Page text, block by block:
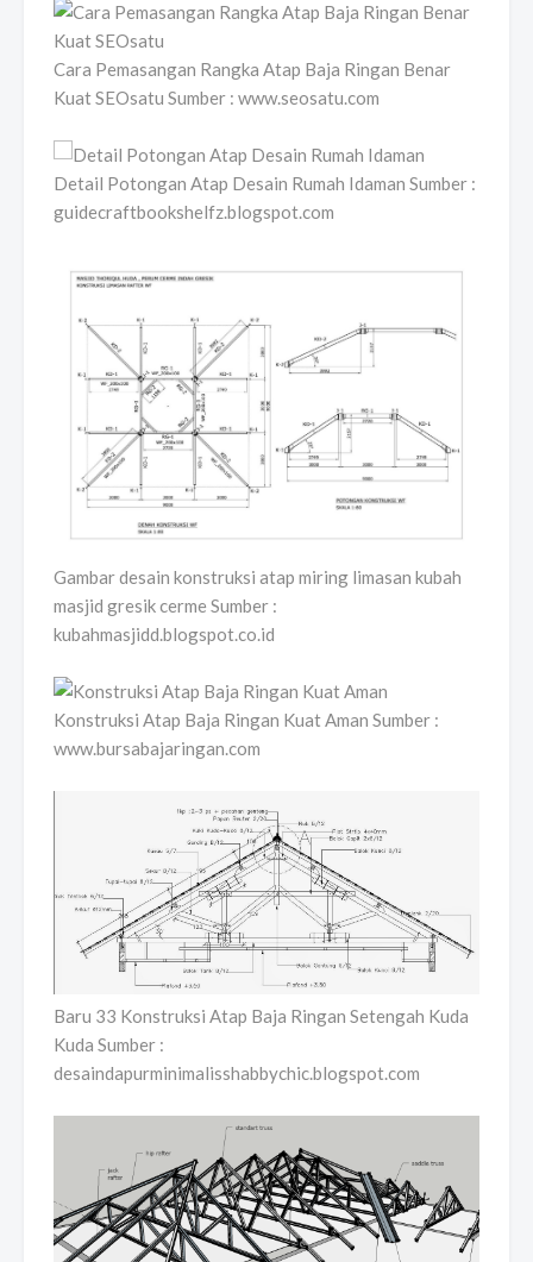
Cara Pemasangan Rangka Atap Baja Ringan Benar
Kuat SEOsatu Sumber : www.seosatu.com
Detail Potongan Atap Desain Rumah Idaman Sumber :
guidecraftbookshelfz.blogspot.com
Gambar desain konstruksi atap miring limasan kubah
masjid gresik cerme Sumber :
kubahmasjidd.blogspot.co.id
Konstruksi Atap Baja Ringan Kuat Aman Sumber :
www.bursabajaringan.com
Baru 33 Konstruksi Atap Baja Ringan Setengah Kuda
Kuda Sumber :
desaindapurminimalisshabbychic.blogspot.com